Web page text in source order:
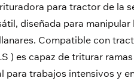
para tractor de la
diseñada para
Compatible con
) es capaz de triturar
para trabajos intensivos y